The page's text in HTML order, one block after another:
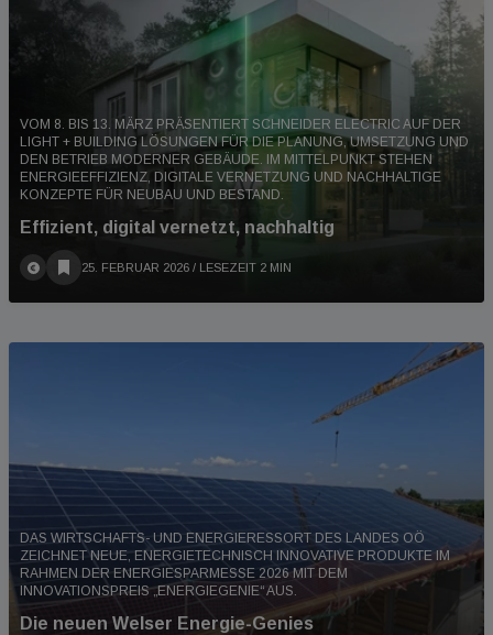
VOM 8. BIS 13. MÄRZ PRÄSENTIERT SCHNEIDER ELECTRIC AUF DER
LIGHT + BUILDING LÖSUNGEN FÜR DIE PLANUNG, UMSETZUNG UND
DEN BETRIEB MODERNER GEBÄUDE. IM MITTELPUNKT STEHEN
ENERGIEEFFIZIENZ, DIGITALE VERNETZUNG UND NACHHALTIGE
KONZEPTE FÜR NEUBAU UND BESTAND.
Effizient, digital vernetzt, nachhaltig
25. FEBRUAR 2026 / LESEZEIT 2 MIN
DAS WIRTSCHAFTS- UND ENERGIERESSORT DES LANDES OÖ
ZEICHNET NEUE, ENERGIETECHNISCH INNOVATIVE PRODUKTE IM
RAHMEN DER ENERGIESPARMESSE 2026 MIT DEM
INNOVATIONSPREIS „ENERGIEGENIE“ AUS.
Die neuen Welser Energie-Genies